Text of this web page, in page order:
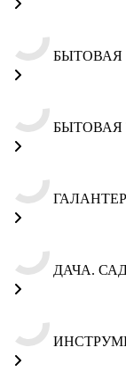
БЫТОВАЯ
БЫТОВАЯ
ДАЧА.